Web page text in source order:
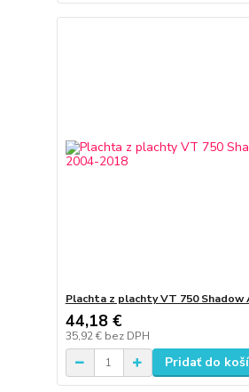
Plachta z plachty VT 750 Shadow
44,18 €
35,92 € bez DPH
Pridať do